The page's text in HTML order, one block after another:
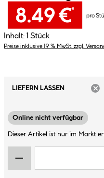
8.49 €*
pro
Inhalt: 1 Stück
Preise inklusive 19 % MwSt. zzgl.
LIEFERN LASSEN
Online nicht verfügbar
Dieser Artikel ist nur im Markt